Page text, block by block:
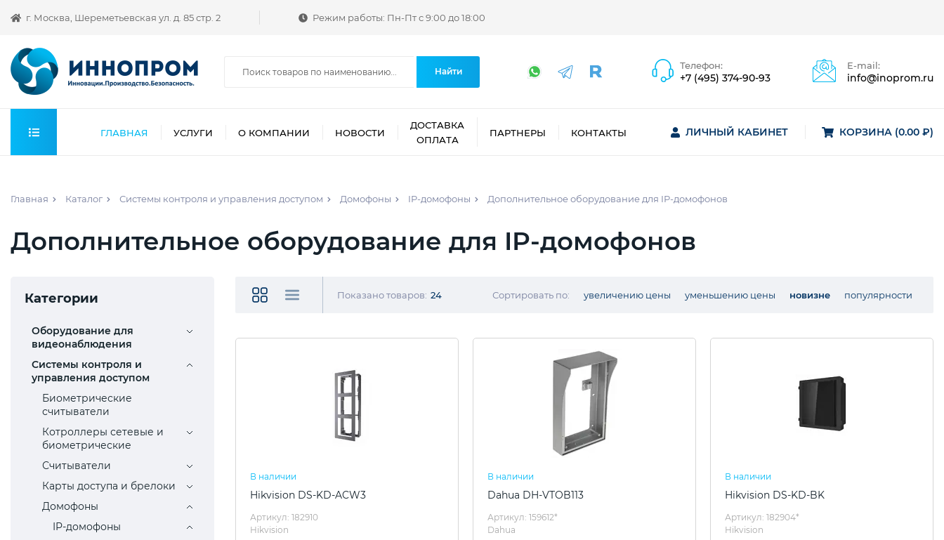
г. Москва, Шереметьевская ул. д. 85 стр. 2 Режим работы: Пн-Пт с 9:00 до 18:00
Найти
Телефон:
+7 (495) 374-90-93
E-mail:
info@inoprom.ru
ГЛАВНАЯ УСЛУГИ О КОМПАНИИ НОВОСТИ
ДОСТАВКА
ОПЛАТА
ПАРТНЕРЫ КОНТАКТЫ ЛИЧНЫЙ КАБИНЕТ КОРЗИНА (0.00 ₽)
Главная Каталог Системы контроля и управления доступом Домофоны IP-домофоны Дополнительное оборудование для IP-домофонов
Дополнительное оборудование для IP-домофонов
Категории
Оборудование для
видеонаблюдения
Системы контроля и
управления доступом
Биометрические
считыватели
Котроллеры сетевые и
биометрические
Считыватели
Карты доступа и брелоки
Домофоны
IP-домофоны
Показано товаров: 24 Сортировать по: увеличению цены уменьшению цены новизне популярности
В наличии
Hikvision DS-KD-ACW3
Артикул: 182910
Hikvision
В наличии
Dahua DH-VTOB113
Артикул: 159612*
Dahua
В наличии
Hikvision DS-KD-BK
Артикул: 182904*
Hikvision